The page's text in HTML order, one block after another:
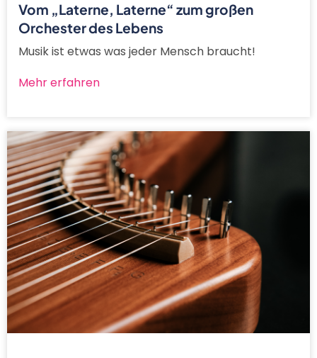
Vom „Laterne, Laterne“ zum großen
Orchester des Lebens
Musik ist etwas was jeder Mensch braucht!
Mehr erfahren